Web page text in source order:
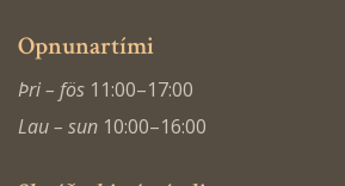
Opnunartími
Þri – fös 11:00–17:00
Lau – sun 10:00–16:00